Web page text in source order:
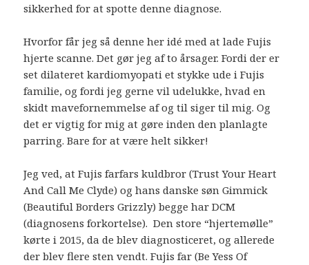
sikkerhed for at spotte denne diagnose.
Hvorfor får jeg så denne her idé med at lade Fujis
hjerte scanne. Det gør jeg af to årsager. Fordi der er
set dilateret kardiomyopati et stykke ude i Fujis
familie, og fordi jeg gerne vil udelukke, hvad en
skidt mavefornemmelse af og til siger til mig. Og
det er vigtig for mig at gøre inden den planlagte
parring. Bare for at være helt sikker!
Jeg ved, at Fujis farfars kuldbror (Trust Your Heart
And Call Me Clyde) og hans danske søn Gimmick
(Beautiful Borders Grizzly) begge har DCM
(diagnosens forkortelse). Den store “hjertemølle”
kørte i 2015, da de blev diagnosticeret, og allerede
der blev flere sten vendt. Fujis far (Be Yess Of